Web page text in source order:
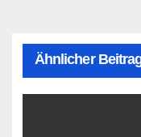
Ähnlicher